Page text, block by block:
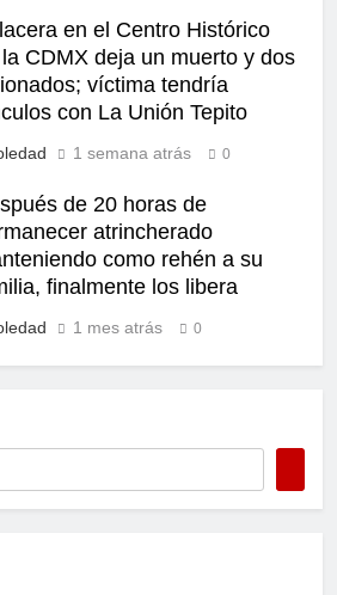
en el Centro Histórico
CDMX deja un muerto y dos
víctima tendría
con La Unión Tepito
1 semana atrás 0
de 20 horas de
atrincherado
como rehén a su
finalmente los libera
1 mes atrás 0